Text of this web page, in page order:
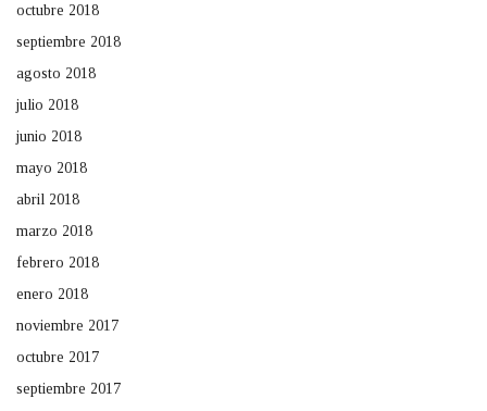
octubre 2018
septiembre 2018
agosto 2018
julio 2018
junio 2018
mayo 2018
abril 2018
marzo 2018
febrero 2018
enero 2018
noviembre 2017
octubre 2017
septiembre 2017